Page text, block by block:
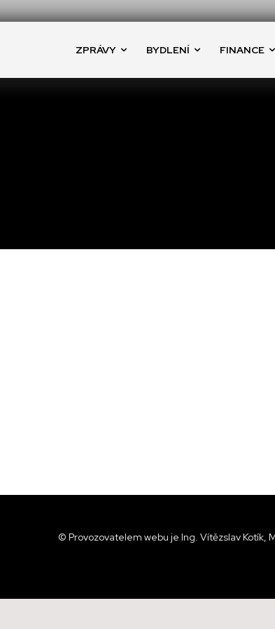
ZPRÁVY BYDLENÍ FINANCE
© Provozovatelem webu je Ing. Vítězslav Kotík,